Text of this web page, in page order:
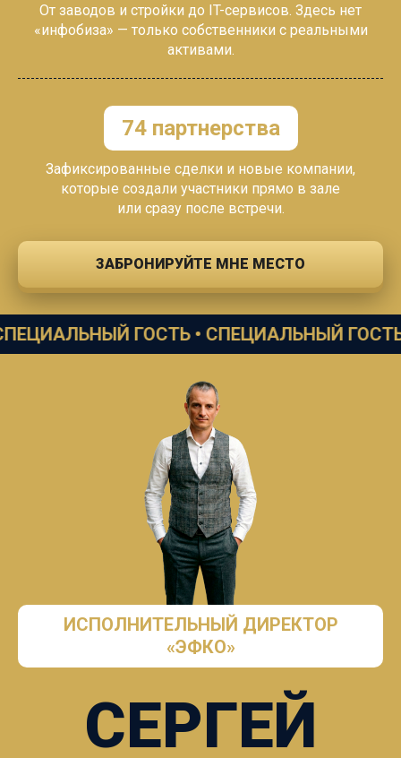
От заводов и стройки до IT-сервисов. Здесь нет
«инфобиза» — только собственники с реальными
активами.
74 партнерства
Зафиксированные сделки и новые компании,
которые создали участники прямо в зале
или сразу после встречи.
ЗАБРОНИРУЙТЕ МНЕ МЕСТО
ГОСТЬ •СПЕЦИАЛЬНЫЙ ГОСТЬ •
ИСПОЛНИТЕЛЬНЫЙ ДИРЕКТОР
«ЭФКО»
СЕРГЕЙ